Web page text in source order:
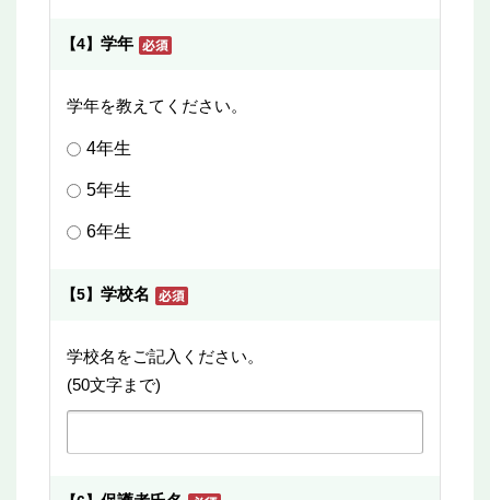
【4】 学年
学年を教えてください。
4年生
5年生
6年生
【5】 学校名
学校名をご記入ください。
(50文字まで)